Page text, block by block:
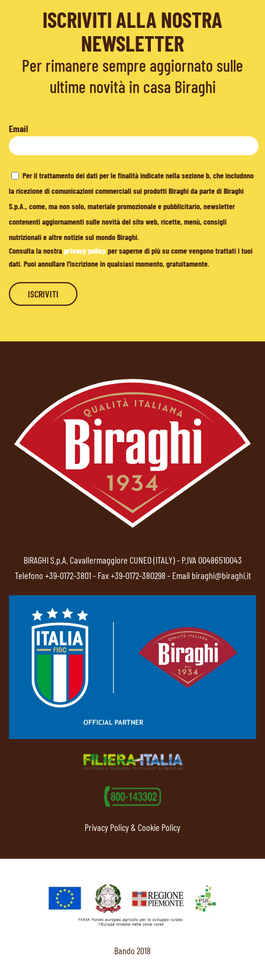
ISCRIVITI ALLA NOSTRA
NEWSLETTER
Per rimanere sempre aggiornato sulle
ultime novità in casa Biraghi
Email
Per il trattamento dei dati per le finalità indicate nella sezione b, che includono
la ricezione di comunicazioni commerciali sui prodotti Biraghi da parte di Biraghi
S.p.A., come, ma non solo, materiale promozionale e pubblicitario, newsletter
contenenti aggiornamenti sulle novità del sito web, ricette, menù, consigli
nutrizionali e altre notizie sul mondo Biraghi.
Consulta la nostraprivacy policyper saperne di più su come vengono trattati i tuoi
dati. Puoi annullare l'iscrizione in qualsiasi momento, gratuitamente.
BIRAGHI S.p.A. Cavallermaggiore CUNEO (ITALY) - P.IVA 00486510043
Telefono +39-0172-3801- Fax +39-0172-380298 - Email biraghi@biraghi.it
Privacy Policy & Cookie Policy
Bando 2018